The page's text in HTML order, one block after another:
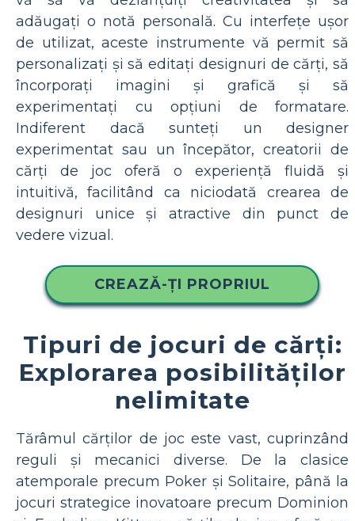
adăugați o notă personală. Cu interfețe ușor
de utilizat, aceste instrumente vă permit să
personalizați și să editați designuri de cărți, să
încorporați imagini și grafică și să
experimentați cu opțiuni de formatare.
Indiferent dacă sunteți un designer
experimentat sau un începător, creatorii de
cărți de joc oferă o experiență fluidă și
intuitivă, facilitând ca niciodată crearea de
designuri unice și atractive din punct de
vedere vizual.
CREAZĂ-ȚI PROPRIUL
Tipuri de jocuri de cărți:
Explorarea posibilităților
nelimitate
Tărâmul cărților de joc este vast, cuprinzând
reguli și mecanici diverse. De la clasice
atemporale precum Poker și Solitaire, până la
jocuri strategice inovatoare precum Dominion